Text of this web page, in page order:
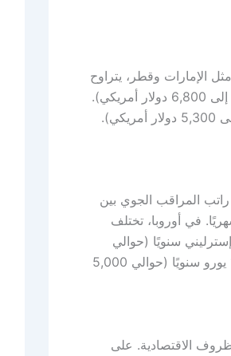
الإمارات وقطر، يتراوح
متوسط راتب الملاحة الجوية بين 15,000 إلى 25,000 درهم إماراتي شهريًا (حوالي 4,000 إلى 6,800 دولار أمريكي).
في السعودية، يكون الراتب بين 12,000 إلى 20,000 ريال سعودي شهريًا (حوالي 3,200 إلى 5,300 دولار أمريكي).
المراقب الجوي بين
سنويًا، أي ما يعادل تقريبًا 5,800 إلى 12,500 دولار شهريًا. في أوروبا، تختلف
المملكة المتحدة، يتراوح الراتب بين 50,000 إلى 90,000 جنيه إسترليني سنويًا (حوالي
4,100 إلى 7,500 دولار أمريكي شهريًا)، بينما في ألمانيا، يتراوح بين 60,000 إلى 100,000 يورو سنويًا (حوالي 5,000
الاقتصادية. على